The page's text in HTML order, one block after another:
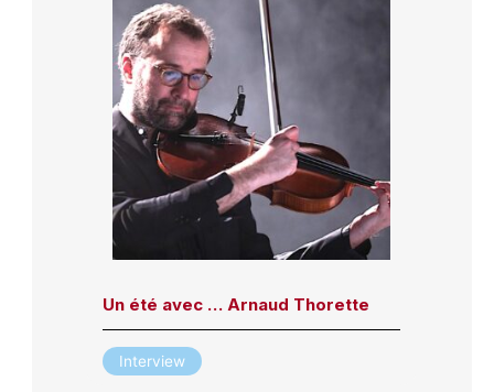
Un été avec … Arnaud Thorette
Interview